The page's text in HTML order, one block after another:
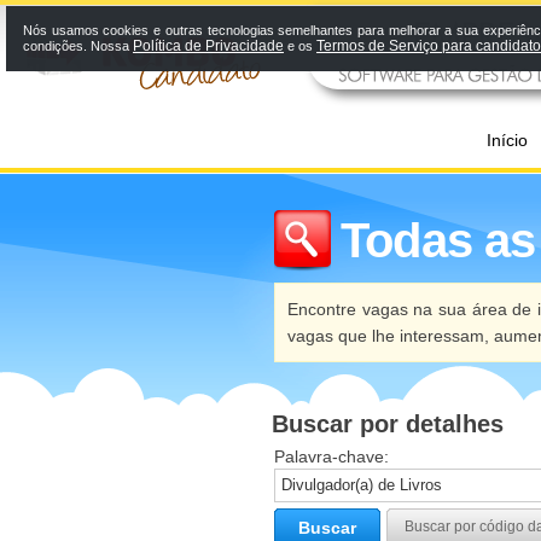
Início
Todas
Encontre vagas na sua área
vagas que lhe interessam,
Buscar por detalhes
Palavra-chave:
Buscar Buscar por código
Nós usamos cookies e outras tecnologias semelhantes para melhorar a sua
condições. Nossa Política de Privacidade e os Termos de Serviço para